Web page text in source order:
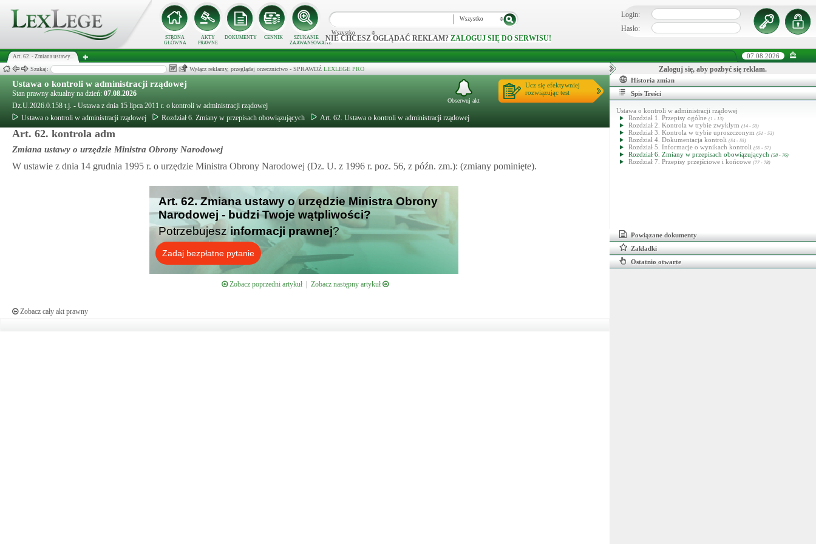
STRONA
GŁÓWNA
AKTY
PRAWNE
DOKUMENTY CENNIK
SZUKANIE
ZAAWANSOWANE
Wszystko
Wszystko
NIE CHCESZ OGLĄDAĆ REKLAM? ZALOGUJ SIĘ DO SERWISU!
Login:
Hasło:
Art. 62. - Zmiana ustawy... 07.08.2026
Szukaj: Wyłącz reklamy, przeglądaj orzecznictwo - SPRAWDŹ LEXLEGE PRO
Ustawa o kontroli w administracji rządowej
Stan prawny aktualny na dzień: 07.08.2026
Dz.U.2026.0.158 t.j. - Ustawa z dnia 15 lipca 2011 r. o kontroli w administracji rządowej
Ustawa o kontroli w administracji rządowej
Rozdział 6. Zmiany w przepisach obowiązujących Art. 62. Ustawa o kontroli w administracji rządowej
Ucz się efektywniej
rozwiązując test
Obserwuj akt
Art. 62. kontrola adm
Zmiana ustawy o urzędzie Ministra Obrony Narodowej
W ustawie z dnia 14 grudnia 1995 r. o urzędzie Ministra Obrony Narodowej (Dz. U. z 1996 r. poz. 56, z późn. zm.): (zmiany pominięte).
Art. 62. Zmiana ustawy o urzędzie Ministra Obrony
Narodowej - budzi Twoje wątpliwości?
Potrzebujesz informacji prawnej?
Zadaj bezpłatne pytanie
Zobacz poprzedni artykuł| Zobacz następny artykuł
Zobacz cały akt prawny
Zaloguj się, aby pozbyć się reklam.
Historia zmian
Spis Treści
Ustawa o kontroli w administracji rządowej
Rozdział 1. Przepisy ogólne (1 - 13)
Rozdział 2. Kontrola w trybie zwykłym (14 - 50)
Rozdział 3. Kontrola w trybie uproszczonym (51 - 53)
Rozdział 4. Dokumentacja kontroli (54 - 55)
Rozdział 5. Informacje o wynikach kontroli (56 - 57)
Rozdział 6. Zmiany w przepisach obowiązujących (58 - 76)
Rozdział 7. Przepisy przejściowe i końcowe (77 - 78)
Powiązane dokumenty
Zakładki
Ostatnio otwarte